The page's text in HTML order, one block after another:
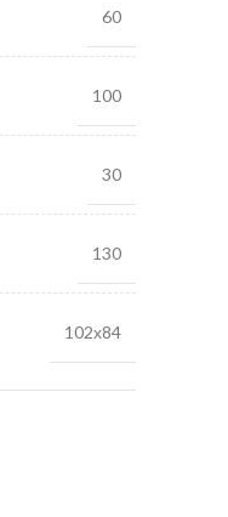
60
100
30
130
102х84